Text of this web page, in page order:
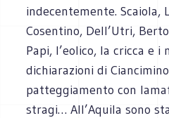
indecentemente. Scaiola,
Cosentino, Dell’Utri,
Papi, l’eolico, la cricca e i
dichiarazioni di
patteggiamento con
stragi… All’Aquila sono